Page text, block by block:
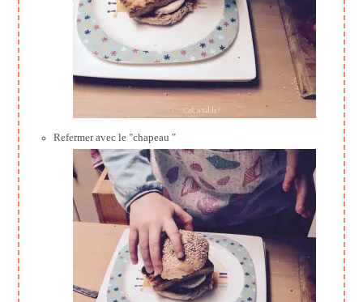
Refermer avec le "chapeau "